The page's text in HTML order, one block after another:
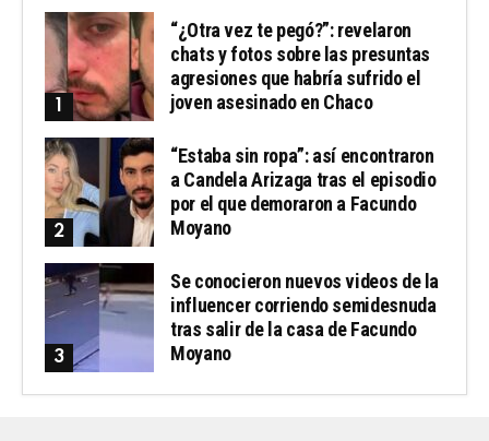
“¿Otra vez te pegó?”: revelaron
chats y fotos sobre las presuntas
agresiones que habría sufrido el
joven asesinado en Chaco
“Estaba sin ropa”: así encontraron
a Candela Arizaga tras el episodio
por el que demoraron a Facundo
Moyano
Se conocieron nuevos videos de la
influencer corriendo semidesnuda
tras salir de la casa de Facundo
Moyano